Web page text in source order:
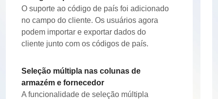
O suporte ao código de país foi adicionado
no campo do cliente. Os usuários agora
podem importar e exportar dados do
cliente junto com os códigos de país.
Seleção múltipla nas colunas de
armazém e fornecedor
A funcionalidade de seleção múltipla